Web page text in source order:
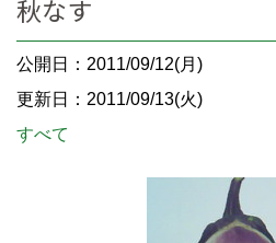
秋なす
公開日：2011/09/12(月)
更新日：2011/09/13(火)
すべて